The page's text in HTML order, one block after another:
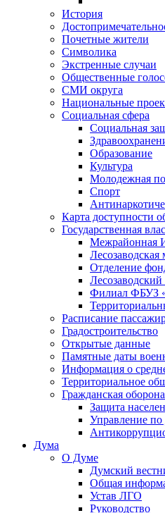
История
Почетные жители
Символика
Экстренные случаи
Общественные
СМИ округа
Национальные
Социальная сфера
Социальная
Образование
Культура
Молодежная
Спорт
Карта доступности
Государственная
Межрайонная
Отделение
Филиал ФБУЗ
Расписание
Градостроительство
Открытые данные
Памятные даты
Информация о
Территориальное
Гражданская
Защита
Управление
Дума
О Думе
Думский
Общая
Устав ЛГО
Руководство